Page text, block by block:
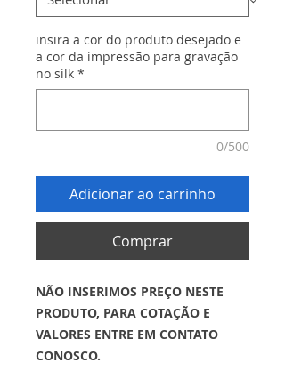
insira a cor do produto desejado e
a cor da impressão para gravação
no silk *
0/500
Adicionar ao carrinho
Comprar
NÃO INSERIMOS PREÇO NESTE
PRODUTO, PARA COTAÇÃO E
VALORES ENTRE EM CONTATO
CONOSCO.